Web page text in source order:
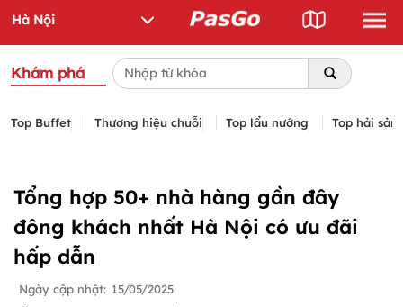
Khám phá
Top Buffet Thương hiệu chuỗi Top lẩu nướng Top hải sản
Tổng hợp 50+ nhà hàng gần đây
đông khách nhất Hà Nội có ưu đãi
hấp dẫn
Ngày cập nhật: 15/05/2025